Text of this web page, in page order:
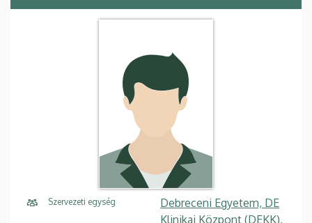
Szervezeti egység
Debreceni Egyetem, DE
Klinikai Központ (DEKK),